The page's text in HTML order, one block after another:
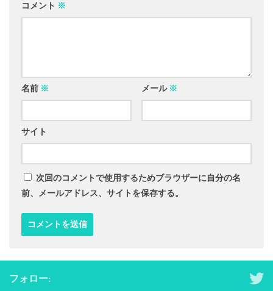
コメント ※
名前 ※ メール ※
サイト
次回のコメントで使用するためブラウザーに自分の名
前、メールアドレス、サイトを保存する。
フォロー: